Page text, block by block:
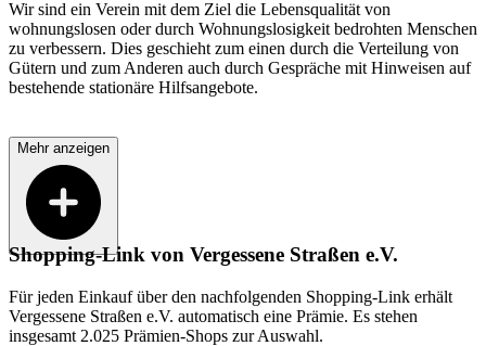
Wir sind ein Verein mit dem Ziel die Lebensqualität von
wohnungslosen oder durch Wohnungslosigkeit bedrohten Menschen
zu verbessern. Dies geschieht zum einen durch die Verteilung von
Gütern und zum Anderen auch durch Gespräche mit Hinweisen auf
bestehende stationäre Hilfsangebote.
Mehr anzeigen
Shopping-Link von Vergessene Straßen e.V.
Für jeden Einkauf über den nachfolgenden Shopping-Link erhält
Vergessene Straßen e.V. automatisch eine Prämie. Es stehen
insgesamt 2.025 Prämien-Shops zur Auswahl.